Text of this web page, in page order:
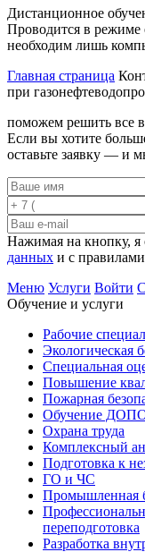
Дистанционное
Проводится в режиме
необходим лишь
Главная страница
при
поможем решить все
Если вы хотите
оставьте заявку — и
Нажимая на кнопку, я
данных и с правилами
Меню Услуги Войти
Обучение и услуги
Рабочие
Экологическая
Специальная
Повышение
Пожарная
Обучение
Охрана труда
Комплексный
Подготовка к
ГО и ЧС
Промышленная
переподготовка
Разработка